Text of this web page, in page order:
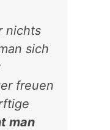
nichts
sich
freuen
man